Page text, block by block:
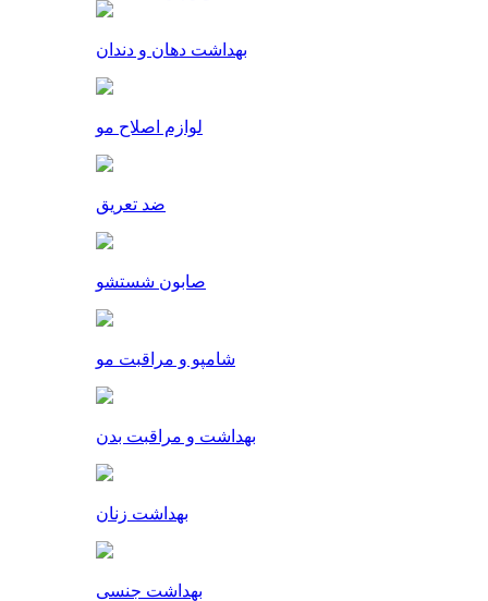
بهداشت دهان و دندان
لوازم اصلاح مو
ضد تعریق
صابون شستشو
شامپو و مراقبت مو
بهداشت و مراقبت بدن
بهداشت زنان
بهداشت جنسی